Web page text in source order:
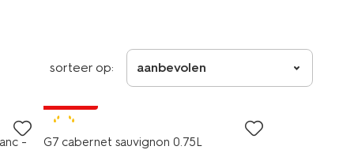
sorteer op: aanbevolen
-
vegan
G7 cabernet sauvignon 0.75L